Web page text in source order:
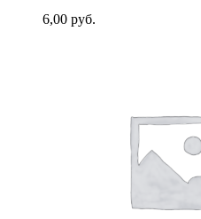
6,00 руб.